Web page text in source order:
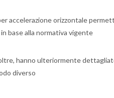
accelerazione orizzontale
base alla normativa vigente
hanno ulteriormente
diverso